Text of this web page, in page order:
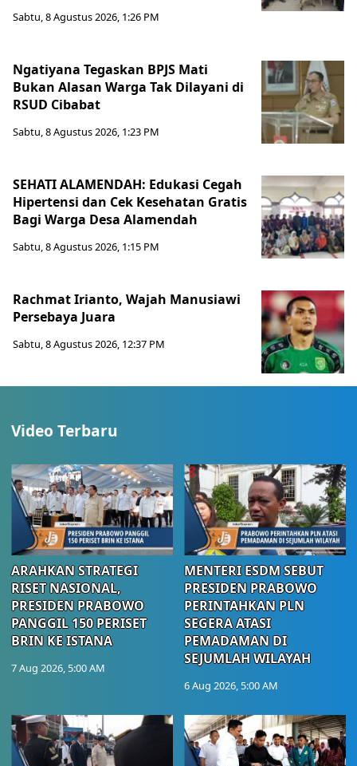
Sabtu, 8 Agustus 2026, 1:26 PM
Ngatiyana Tegaskan BPJS Mati
Bukan Alasan Warga Tak Dilayani di
RSUD Cibabat
Sabtu, 8 Agustus 2026, 1:23 PM
SEHATI ALAMENDAH: Edukasi Cegah
Hipertensi dan Cek Kesehatan Gratis
Bagi Warga Desa Alamendah
Sabtu, 8 Agustus 2026, 1:15 PM
Rachmat Irianto, Wajah Manusiawi
Persebaya Juara
Sabtu, 8 Agustus 2026, 12:37 PM
Video Terbaru
ARAHKAN STRATEGI
RISET NASIONAL,
PRESIDEN PRABOWO
PANGGIL 150 PERISET
BRIN KE ISTANA
7 Aug 2026, 5:00 AM
MENTERI ESDM SEBUT
PRESIDEN PRABOWO
PERINTAHKAN PLN
SEGERA ATASI
PEMADAMAN DI
SEJUMLAH WILAYAH
6 Aug 2026, 5:00 AM